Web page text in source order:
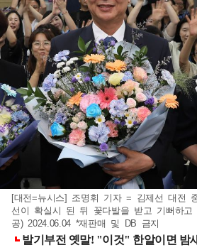
[대전=뉴시스] 조명휘 기자 = 김제선 대전
선이 확실시 된 뒤 꽃다발을 받고 기뻐하
공) 2024.06.04 *재판매 및 DB 금지